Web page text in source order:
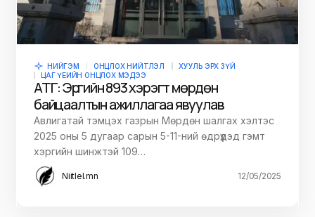
НИЙГЭМ ОНЦЛОХ НИЙТЛЭЛ
ХУУЛЬ ЭРХ ЗҮЙ
ЦАГ ҮЕИЙН ОНЦЛОХ МЭДЭЭ
АТГ: Эрүүгийн 893 хэрэгт мөрдөн
байцаалтын ажиллагаа явуулав
Авлигатай тэмцэх газрын Мөрдөн шалгах хэлтэс
2025 оны 5 дугаар сарын 5-11-ний өдрүүдэд гэмт
хэргийн шинжтэй 109…
Niitlel.mn 12/05/2025